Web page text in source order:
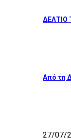
ΔΕΛΤΙΟ
Από τη
27/07/